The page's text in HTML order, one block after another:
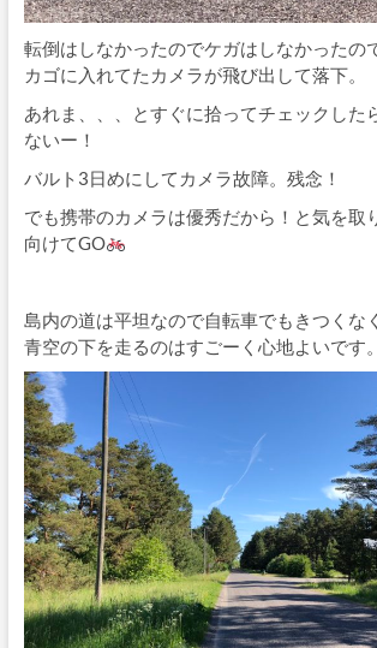
転倒はしなかったのでケガはしなかったの
カゴに入れてたカメラが飛び出して落下。
あれま、、、とすぐに拾ってチェックした
ないー！
バルト3日めにしてカメラ故障。残念！
でも携帯のカメラは優秀だから！と気を取
向けてGO
島内の道は平坦なので自転車でもきつくな
青空の下を走るのはすごーく心地よいです。